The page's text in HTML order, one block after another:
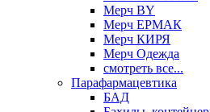
Мерч BY
Мерч ЕРМАК
Мерч КИРЯ
Мерч Одежда
смотреть все...
Парафармацевтика
БАД